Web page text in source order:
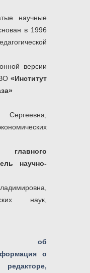
научные
в 1996
версии
«Институт
научно-
наук,
об
о